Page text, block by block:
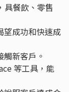
具餐飲、零售
望成功和快速成
新客戶。
等工具，能